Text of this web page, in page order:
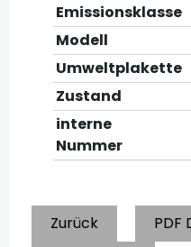
Emissionsklasse
Modell
Umweltplakette
Zustand
interne
Nummer
Zurück
PDF